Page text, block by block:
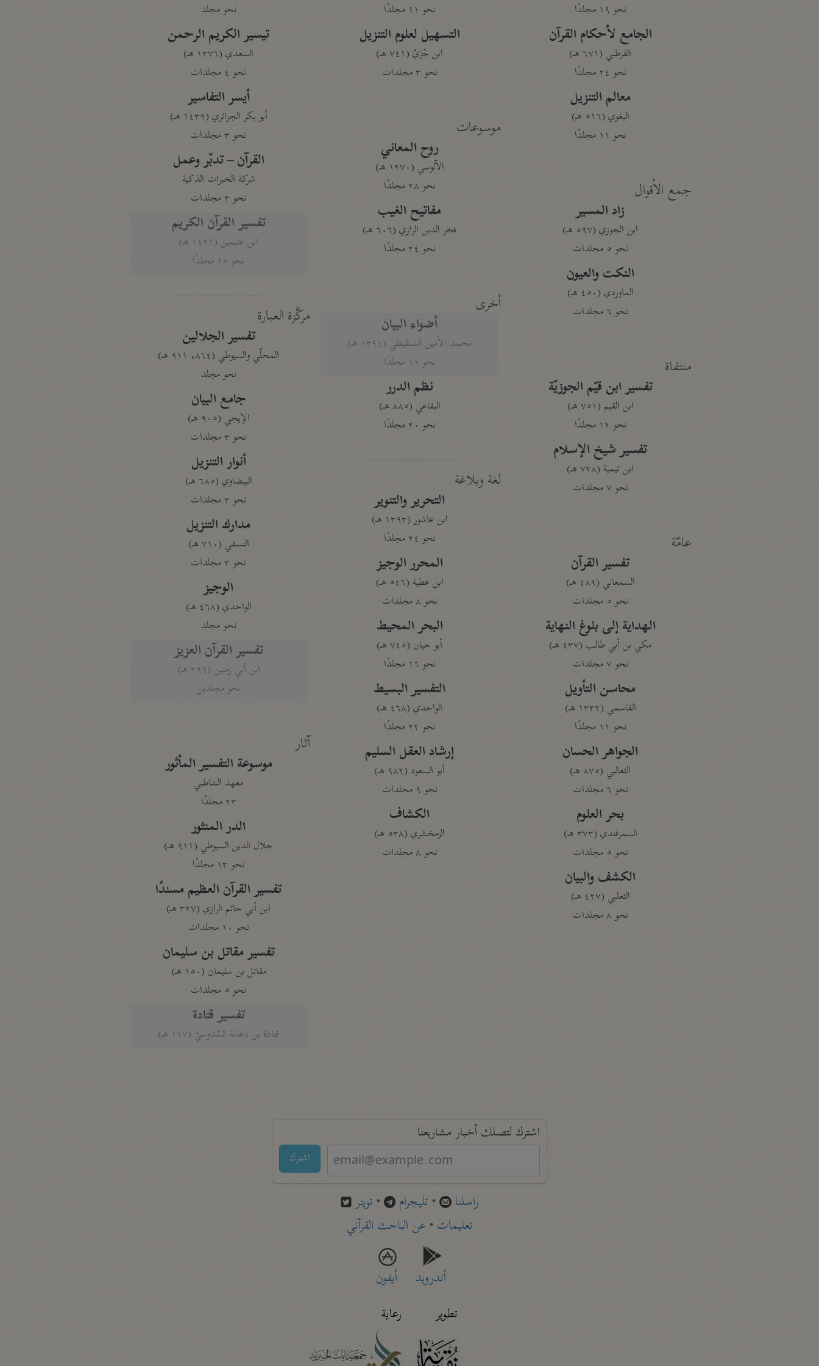
نحو ١٩ مجلدًا
الجامع لأحكام القرآن
القرطبي (٦٧١ هـ)
نحو ٢٤ مجلدًا
معالم التنزيل
البغوي (٥١٦ هـ)
نحو ١١ مجلدًا
جمع الأقوال
زاد المسير
ابن الجوزي (٥٩٧ هـ)
نحو ٥ مجلدات
النكت والعيون
الماوردي (٤٥٠ هـ)
نحو ٦ مجلدات
منتقاة
تفسير ابن قيّم الجوزيّة
ابن القيم (٧٥١ هـ)
نحو ١٢ مجلدًا
تفسير شيخ الإسلام
ابن تيمية (٧٢٨ هـ)
نحو ٧ مجلدات
عامّة
تفسير القرآن
السمعاني (٤٨٩ هـ)
نحو ٥ مجلدات
الهداية إلى بلوغ النهاية
مكي بن أبي طالب (٤٣٧ هـ)
نحو ٧ مجلدات
محاسن التأويل
القاسمي (١٣٣٢ هـ)
نحو ١١ مجلدًا
الجواهر الحسان
الثعالبي (٨٧٥ هـ)
نحو ٦ مجلدات
بحر العلوم
السمرقندي (٣٧٣ هـ)
نحو ٥ مجلدات
الكشف والبيان
الثعلبي (٤٢٧ هـ)
نحو ٨ مجلدات
نحو ١١ مجلدًا
التسهيل لعلوم التنزيل
ابن جُزَيّ (٧٤١ هـ)
نحو ٣ مجلدات
موسوعات
روح المعاني
الآلوسي (١٢٧٠ هـ)
نحو ٢٨ مجلدًا
مفاتيح الغيب
فخر الدين الرازي (٦٠٦ هـ)
نحو ٢٤ مجلدًا
أخرى
أضواء البيان
محمد الأمين الشنقيطي (١٣٩٤ هـ)
نحو ١١ مجلدًا
نظم الدرر
البقاعي (٨٨٥ هـ)
نحو ٢٠ مجلدًا
لغة وبلاغة
التحرير والتنوير
ابن عاشور (١٣٩٣ هـ)
نحو ٢٤ مجلدًا
المحرر الوجيز
ابن عطية (٥٤٦ هـ)
نحو ٨ مجلدات
البحر المحيط
أبو حيان (٧٤٥ هـ)
نحو ١٦ مجلدًا
التفسير البسيط
الواحدي (٤٦٨ هـ)
نحو ٢٢ مجلدًا
إرشاد العقل السليم
أبو السعود (٩٨٢ هـ)
نحو ٩ مجلدات
الكشاف
الزمخشري (٥٣٨ هـ)
نحو ٨ مجلدات
نحو مجلد
تيسير الكريم الرحمن
السعدي (١٣٧٦ هـ)
نحو ٤ مجلدات
أيسر التفاسير
أبو بكر الجزائري (١٤٣٩ هـ)
نحو ٣ مجلدات
القرآن – تدبّر وعمل
شركة الخبرات الذكية
نحو ٣ مجلدات
تفسير القرآن الكريم
ابن عثيمين (١٤٢١ هـ)
نحو ١٥ مجلدًا
مركَّزة العبارة
تفسير الجلالين
المحلّي والسيوطي (٨٦٤، ٩١١ هـ)
نحو مجلد
جامع البيان
الإيجي (٩٠٥ هـ)
نحو ٣ مجلدات
أنوار التنزيل
البيضاوي (٦٨٥ هـ)
نحو ٣ مجلدات
مدارك التنزيل
النسفي (٧١٠ هـ)
نحو ٣ مجلدات
الوجيز
الواحدي (٤٦٨ هـ)
نحو مجلد
تفسير القرآن العزيز
ابن أبي زمنين (٣٩٩ هـ)
نحو مجلدين
آثار
موسوعة التفسير المأثور
معهد الشاطبي
٢٣ مجلدًا
الدر المنثور
جلال الدين السيوطي (٩١١ هـ)
نحو ١٣ مجلدًا
تفسير القرآن العظيم مسندًا
ابن أبي حاتم الرازي (٣٢٧ هـ)
نحو ١٠ مجلدات
تفسير مقاتل بن سليمان
مقاتل بن سليمان (١٥٠ هـ)
نحو ٥ مجلدات
تفسير قتادة
قتادة بن دعامة السّدوسيّ (١١٧ هـ)
اشترك لتصلك أخبار مشاريعنا
اشترك
راسلنا • تليجرام • تويتر
تعليمات• عن الباحث القرآني
أندرويد
أيفون
تطوير
رعاية